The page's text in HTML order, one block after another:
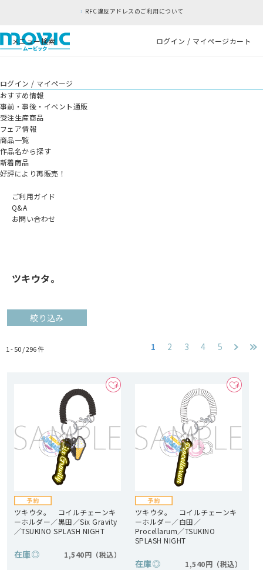
RFC違反アドレスのご利用について
メニュー検索 ログイン / マイページカート
ログイン / マイページ
おすすめ情報
事前・事後・イベント通販
受注生産商品
フェア情報
商品一覧
作品名から探す
新着商品
好評により再販売！
ご利用ガイド
Q&A
お問い合わせ
ツキウタ。
絞り込み
1 - 50 /296件 1 2 3 4 5
ツキウタ。 コイルチェーンキ
ーホルダー／黒田／Six Gravity
／TSUKINO SPLASH NIGHT
在庫◎ 1,540円
ツキウタ。 コイルチェーンキ
ーホルダー／白田／
Procellarum／TSUKINO
SPLASH NIGHT
在庫◎ 1,540円